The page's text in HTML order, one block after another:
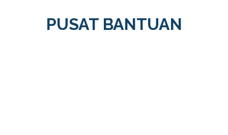
PUSAT BANTUAN